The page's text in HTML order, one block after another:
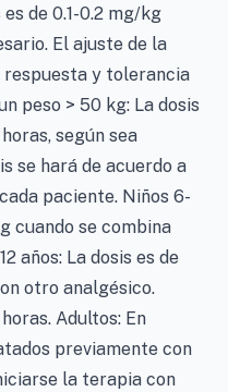
de 0.1-0.2 mg/kg
El ajuste de la
respuesta y tolerancia
peso > 50 kg: La dosis
según sea
se hará de acuerdo a
paciente. Niños 6-
cuando se combina
años: La dosis es de
otro analgésico.
Adultos: En
previamente con
la terapia con